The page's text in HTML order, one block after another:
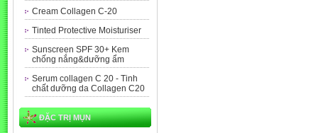
Cream Collagen C-20
Tinted Protective Moisturiser
Sunscreen SPF 30+ Kem
chống nắng&dưỡng ẩm
Serum collagen C 20 - Tinh
chất dưỡng da Collagen C20
ĐẶC TRỊ MỤN